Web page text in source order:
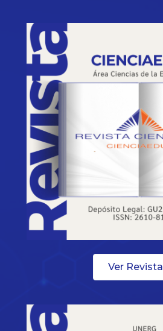
Ver Revista